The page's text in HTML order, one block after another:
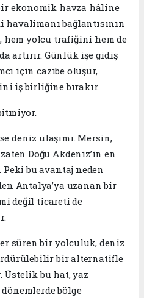
ekonomik havza hâline
bağlantısının
hem yolcu trafiğini hem de
artırır. Günlük işe gidiş
için cazibe oluşur,
iş birliğine bırakır.
deniz ulaşımı. Mersin,
Doğu Akdeniz’in en
bu avantaj neden
Antalya’ya uzanan bir
değil ticareti de
süren bir yolculuk, deniz
bir alternatifle
Üstelik bu hat, yaz
bölge